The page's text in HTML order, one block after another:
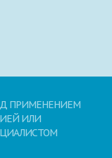
Свернуть
ПРИМЕНЕНИЕМ
ИЛИ